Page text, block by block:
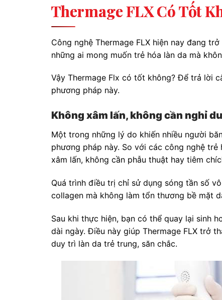
Thermage FLX Có Tốt
Công nghệ Thermage FLX hiện nay đang
những ai mong muốn trẻ hóa làn da mà
Vậy Thermage Flx có tốt không? Để trả lời
phương pháp này.
Không xâm lấn, không cần nghỉ
Một trong những lý do khiến nhiều người
phương pháp này. So với các công nghệ
xâm lấn, không cần phẫu thuật hay tiêm
Quá trình điều trị chỉ sử dụng sóng tần số
collagen mà không làm tổn thương bề mặt
Sau khi thực hiện, bạn có thể quay lại sinh
dài ngày. Điều này giúp Thermage FLX trở
duy trì làn da trẻ trung, săn chắc.